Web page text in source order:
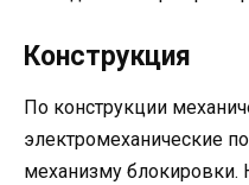
Конструкция
По конструкции
электромеханические
механизму блокировки.